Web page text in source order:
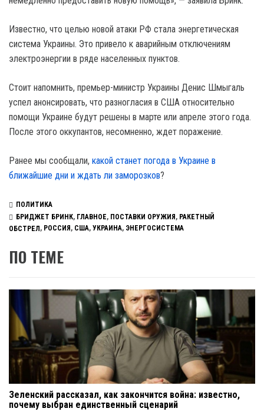
Известно, что целью новой атаки РФ стала энергетическая
система Украины. Это привело к аварийным отключениям
электроэнергии в ряде населенных пунктов.
Стоит напомнить, премьер-министр Украины Денис Шмыгаль
успел анонсировать, что разногласия в США относительно
помощи Украине будут решены в марте или апреле этого года.
После этого оккупантов, несомненно, ждет поражение.
Ранее мы сообщали, какой станет погода в Украине в
ближайшие дни и ждать ли заморозков?
ПОЛИТИКА
БРИДЖЕТ БРИНК, ГЛАВНОЕ, ПОСТАВКИ ОРУЖИЯ , РАКЕТНЫЙ
ОБСТРЕЛ, РОССИЯ , США, УКРАИНА, ЭНЕРГОСИСТЕМА
ПО ТЕМЕ
Зеленский рассказал, как закончится война: известно,
почему выбран единственный сценарий